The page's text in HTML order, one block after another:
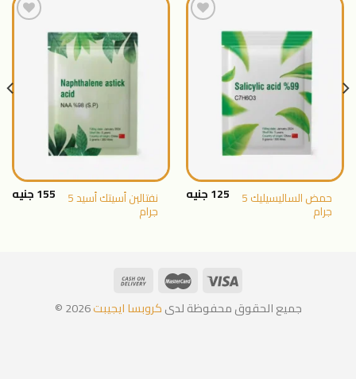
حمض الساليسيليك 5
جرام
125جنيه
المنتجات
المفضلة
نفتالين أسيتك أسيد 5
جرام
155جنيه
جميع الحقوق محفوظة لدىكروبسا ايجيبت2026 ©